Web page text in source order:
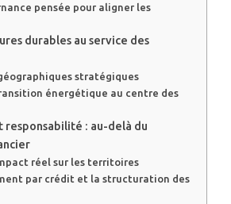
pensée pour aligner les
durables au service des
stratégiques
énergétique au centre des
responsabilité : au-delà du
réel sur les territoires
par crédit et la structuration des